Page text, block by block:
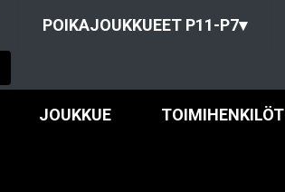
POIKAJOUKKUEET P11-P7▾
JOUKKUE TOIMIHENKILÖT